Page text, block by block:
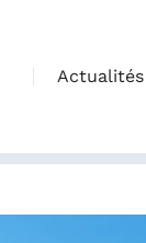
Actualités